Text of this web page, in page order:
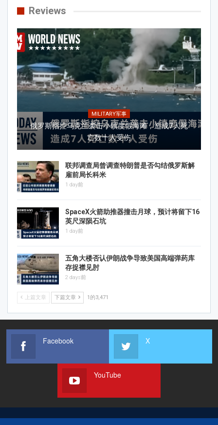
Reviews
MILITARY军事
俄罗斯指控乌克兰袭击小镇度假海滩，造成7人死
亡数十人受伤
联邦调查局曾调查特朗普是否勾结俄罗斯解
雇前局长科米
1 day前
SpaceX火箭助推器撞击月球，预计将留下16
英尺深陨石坑
1 day前
五角大楼否认伊朗战争导致美国高端弹药库
存捉襟见肘
2 days前
上篇文章 下篇文章 1的3,471
Facebook X
YouTube